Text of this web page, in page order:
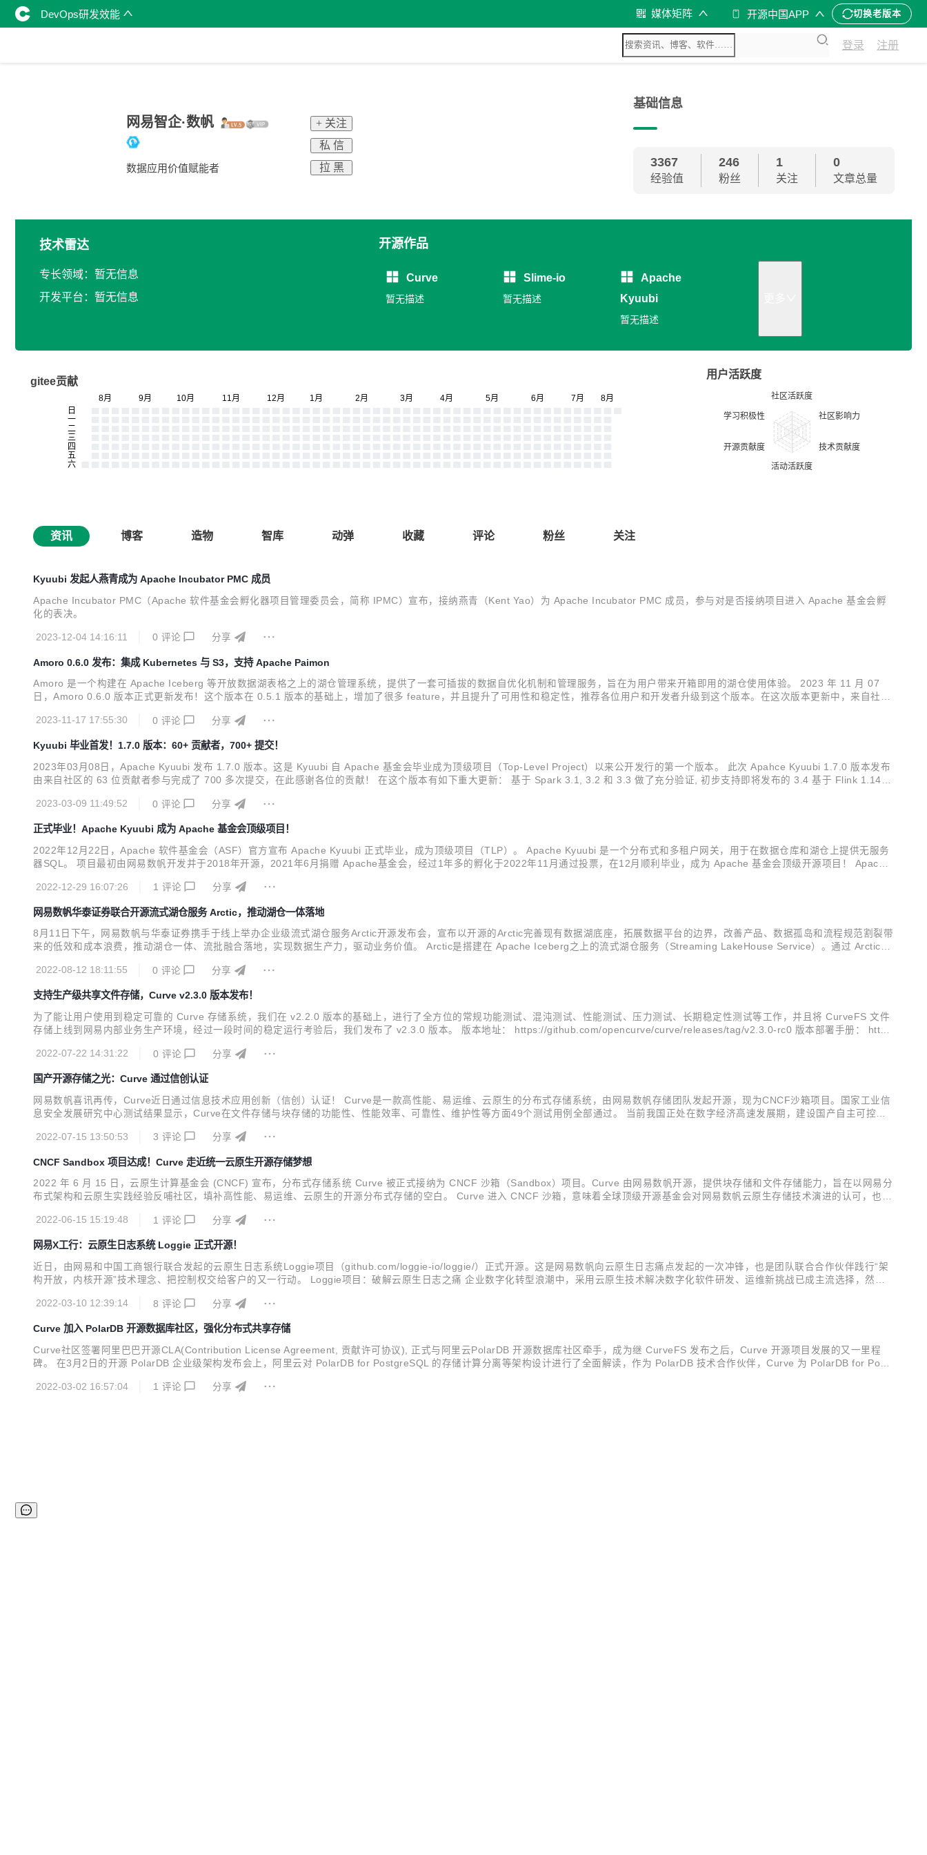
DevOps研发效能 媒体矩阵 开源中国APP 切换老版本
登录 注册
网易智企·数帆
数据应用价值赋能者
+ 关注
私 信
拉 黑
基础信息
3367
经验值
246
粉丝
1
关注
0
文章总量
技术雷达
专长领域：暂无信息
开发平台：暂无信息
开源作品
Curve
暂无描述
Slime-io
暂无描述
Apache
Kyuubi
暂无描述
gitee贡献
用户活跃度
资讯 博客 造物 智库 动弹 收藏 评论 粉丝 关注
Kyuubi 发起人燕青成为 Apache Incubator PMC 成员
Apache Incubator PMC（Apache 软件基金会孵化器项目管理委员会，简称 IPMC）宣布，接纳燕青（Kent Yao）为 Apache Incubator PMC 成员，参与对是否接纳项目进入 Apache 基金会孵
化的表决。
2023-12-04 14:16:11 0 评论 分享
Amoro 0.6.0 发布：集成 Kubernetes 与 S3，支持 Apache Paimon
Amoro 是一个构建在 Apache Iceberg 等开放数据湖表格之上的湖仓管理系统，提供了一套可插拔的数据自优化机制和管理服务，旨在为用户带来开箱即用的湖仓使用体验。 2023 年 11 月 07
日，Amoro 0.6.0 版本正式更新发布！这个版本在 0.5.1 版本的基础上，增加了很多 feature，并且提升了可用性和稳定性，推荐各位用户和开发者升级到这个版本。在这次版本更新中，来自社区
2023-11-17 17:55:30
0 评论 分享
Kyuubi 毕业首发！1.7.0 版本：60+ 贡献者，700+ 提交！
2023年03月08日，Apache Kyuubi 发布 1.7.0 版本。这是 Kyuubi 自 Apache 基金会毕业成为顶级项目（Top-Level Project）以来公开发行的第一个版本。 此次 Apahce Kyuubi 1.7.0 版本发布
由来自社区的 63 位贡献者参与完成了 700 多次提交，在此感谢各位的贡献！ 在这个版本有如下重大更新： 基于 Spark 3.1, 3.2 和 3.3 做了充分验证, 初步支持即将发布的 3.4 基于 Flink 1.14,
2023-03-09 11:49:52
0 评论 分享
正式毕业！Apache Kyuubi 成为 Apache 基金会顶级项目！
2022年12月22日，Apache 软件基金会（ASF）官方宣布 Apache Kyuubi 正式毕业，成为顶级项目（TLP）。 Apache Kyuubi 是一个分布式和多租户网关，用于在数据仓库和湖仓上提供无服务
器SQL。 项目最初由网易数帆开发并于2018年开源，2021年6月捐赠 Apache基金会，经过1年多的孵化于2022年11月通过投票，在12月顺利毕业，成为 Apache 基金会顶级开源项目！ Apache
2022-12-29 16:07:26
1 评论 分享
网易数帆华泰证券联合开源流式湖仓服务 Arctic，推动湖仓一体落地
8月11日下午，网易数帆与华泰证券携手于线上举办企业级流式湖仓服务Arctic开源发布会，宣布以开源的Arctic完善现有数据湖底座，拓展数据平台的边界，改善产品、数据孤岛和流程规范割裂带
来的低效和成本浪费，推动湖仓一体、流批融合落地，实现数据生产力，驱动业务价值。 Arctic是搭建在 Apache Iceberg之上的流式湖仓服务（Streaming LakeHouse Service）。通过 Arctic，
2022-08-12 18:11:55
0 评论 分享
支持生产级共享文件存储，Curve v2.3.0 版本发布！
为了能让用户使用到稳定可靠的 Curve 存储系统，我们在 v2.2.0 版本的基础上，进行了全方位的常规功能测试、混沌测试、性能测试、压力测试、长期稳定性测试等工作，并且将 CurveFS 文件
存储上线到网易内部业务生产环境，经过一段时间的稳定运行考验后，我们发布了 v2.3.0 版本。 版本地址： https://github.com/opencurve/curve/releases/tag/v2.3.0-rc0 版本部署手册： http
2022-07-22 14:31:22
0 评论 分享
国产开源存储之光：Curve 通过信创认证
网易数帆喜讯再传，Curve近日通过信息技术应用创新（信创）认证！ Curve是一款高性能、易运维、云原生的分布式存储系统，由网易数帆存储团队发起开源，现为CNCF沙箱项目。国家工业信
息安全发展研究中心测试结果显示，Curve在文件存储与块存储的功能性、性能效率、可靠性、维护性等方面49个测试用例全部通过。 当前我国正处在数字经济高速发展期，建设国产自主可控体
住重大历史机遇提速发展的表现。 信创存储三驾马车：创新架构、...
2022-07-15 13:50:53 3 评论 分享
CNCF Sandbox 项目达成！Curve 走近统一云原生开源存储梦想
2022 年 6 月 15 日，云原生计算基金会 (CNCF) 宣布，分布式存储系统 Curve 被正式接纳为 CNCF 沙箱（Sandbox）项目。Curve 由网易数帆开源，提供块存储和文件存储能力，旨在以网易分
布式架构和云原生实践经验反哺社区，填补高性能、易运维、云原生的开源分布式存储的空白。 Curve 进入 CNCF 沙箱，意味着全球顶级开源基金会对网易数帆云原生存储技术演进的认可，也验
成熟应用，从而深化...
2022-06-15 15:19:48 1 评论 分享
网易X工行：云原生日志系统 Loggie 正式开源！
近日，由网易和中国工商银行联合发起的云原生日志系统Loggie项目（github.com/loggie-io/loggie/）正式开源。这是网易数帆向云原生日志痛点发起的一次冲锋，也是团队联合合作伙伴践行“架
构开放，内核开源”技术理念、把控制权交给客户的又一行动。 Loggie项目：破解云原生日志之痛 企业数字化转型浪潮中，采用云原生技术解决数字化软件研发、运维新挑战已成主流选择，然而
发难以扩展和难以支撑更大规模等问...
2022-03-10 12:39:14 8 评论 分享
Curve 加入 PolarDB 开源数据库社区，强化分布式共享存储
Curve社区签署阿里巴巴开源CLA(Contribution License Agreement, 贡献许可协议), 正式与阿里云PolarDB 开源数据库社区牵手，成为继 CurveFS 发布之后，Curve 开源项目发展的又一里程
碑。 在3月2日的开源 PolarDB 企业级架构发布会上，阿里云对 PolarDB for PostgreSQL 的存储计算分离等架构设计进行了全面解读，作为 PolarDB 技术合作伙伴，Curve 为 PolarDB for Post
2022-03-02 16:57:04
1 评论 分享